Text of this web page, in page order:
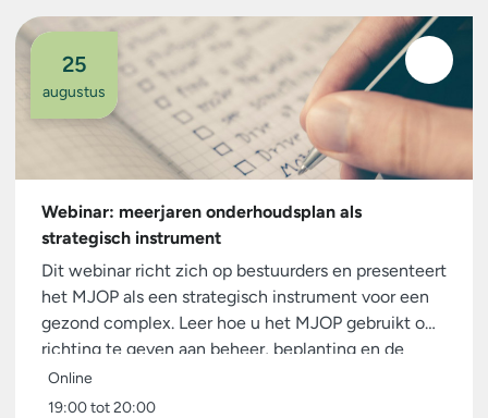
25
augustus
Webinar: meerjaren onderhoudsplan als
strategisch instrument
Dit webinar richt zich op bestuurders en presenteert
het MJOP als een strategisch instrument voor een
gezond complex. Leer hoe u het MJOP gebruikt om
richting te geven aan beheer, beplanting en de
samenwerking met de gemeente.
Online
19:00 tot 20:00